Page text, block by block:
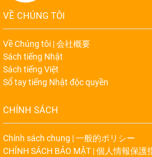
VỀ CHÚNG TÔI
Về Chúng tôi | 会社概要
Sách tiếng Nhật
Sách tiếng Việt
Sổ tay tiếng Nhật độc quyền
CHÍNH SÁCH
Chính sách chung | 一般的ポリシー
CHÍNH SÁCH BẢO MẬT | 個人情報保護